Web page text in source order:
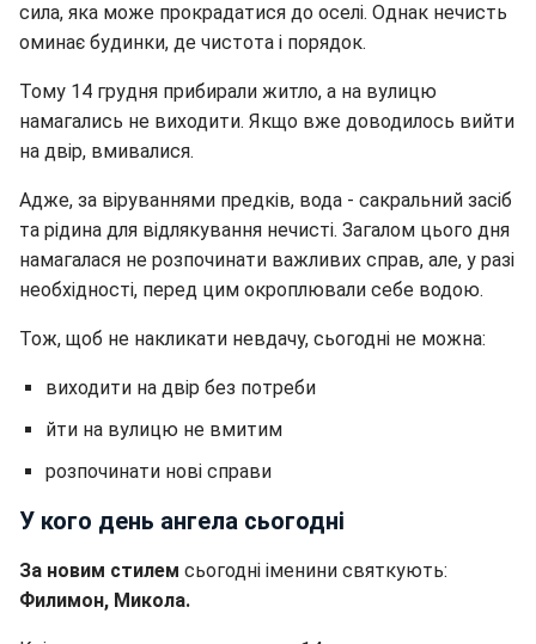
сила, яка може прокрадатися до оселі. Однак нечисть
оминає будинки, де чистота і порядок.
Тому 14 грудня прибирали житло, а на вулицю
намагались не виходити. Якщо вже доводилось вийти
на двір, вмивалися.
Адже, за віруваннями предків, вода - сакральний засіб
та рідина для відлякування нечисті. Загалом цього дня
намагалася не розпочинати важливих справ, але, у разі
необхідності, перед цим окроплювали себе водою.
Тож, щоб не накликати невдачу, сьогодні не можна:
виходити на двір без потреби
йти на вулицю не вмитим
розпочинати нові справи
У кого день ангела сьогодні
За новим стилем сьогодні іменини святкують:
Филимон, Микола.